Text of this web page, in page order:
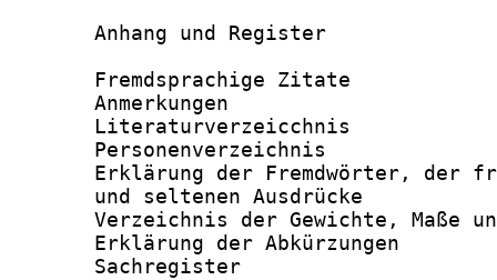
       Anhang und Register
Fremdsprachige Zitate
Anmerkungen
Literaturverzeicchnis
Personenverzeichnis
Erklärung der Fremdwörter, der
und seltenen Ausdrücke
Verzeichnis der Gewichte, Maße
Erklärung der Abkürzungen
Sachregister